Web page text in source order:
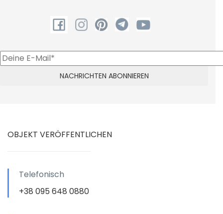
OBJEKT VERÖFFENTLICHEN
Telefonisch
+38 095 648 0880